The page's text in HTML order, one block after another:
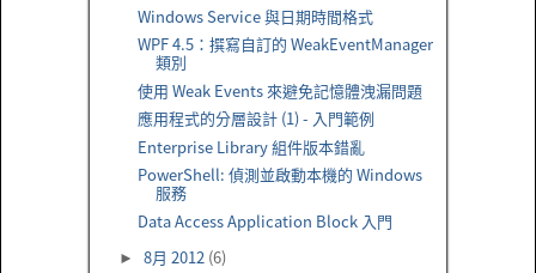
Windows Service 與日期時間格式
WPF 4.5：撰寫自訂的 WeakEventManager
類別
使用 Weak Events 來避免記憶體洩漏問題
應用程式的分層設計 (1) - 入門範例
Enterprise Library 組件版本錯亂
PowerShell: 偵測並啟動本機的 Windows
服務
Data Access Application Block 入門
► 8月 2012 (6)